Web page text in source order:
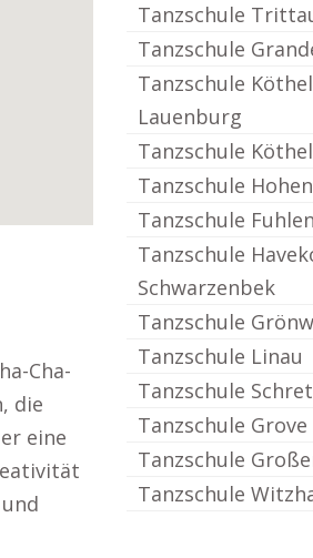
Cha-
die
eine
Tanzschule
Tanzschule
Tanzschule
Lauenburg
Tanzschule
Tanzschule
Tanzschule
Tanzschule
Schwarzenbek
Tanzschule
Tanzschule Linau
Tanzschule
Tanzschule Grove
Tanzschule
Tanzschule